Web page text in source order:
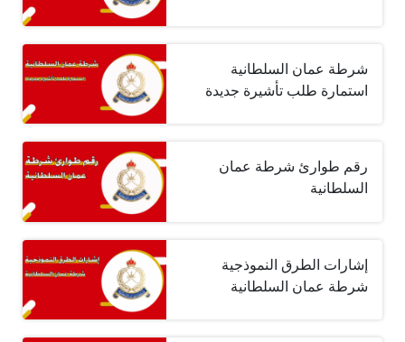
شرطة عمان السلطانية
استمارة طلب تأشيرة جديدة
رقم طوارئ شرطة عمان
السلطانية
إشارات الطرق النموذجية
شرطة عمان السلطانية